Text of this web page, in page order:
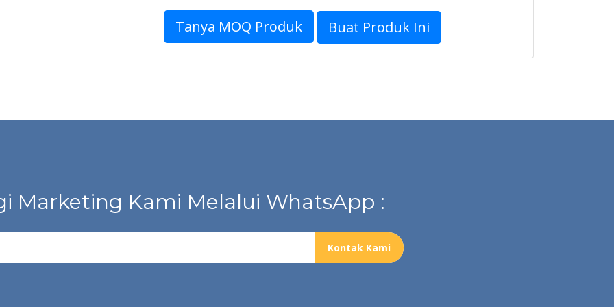
Tanya MOQ Produk Buat Produk Ini
Marketing Kami Melalui WhatsApp :
Kontak Kami